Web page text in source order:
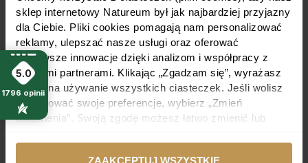
sklep internetowy Natureum był jak najbardziej przyjazny
dla Ciebie. Pliki cookies pomagają nam personalizować
reklamy, ulepszać nasze usługi oraz oferować
najnowsze innowacje dzięki analizom i współpracy z
naszymi partnerami. Klikając „Zgadzam się”, wyrażasz
zgodę na używanie wszystkich ciasteczek. Jeśli wolisz
dostosować swoje preferencje, wybierz „Zmień
ustawienia”. Swoją zgodę możesz łatwo zmienić lub
ciasteczek w swojej przeglądarce.
ZAAKCEPTUJ WSZYSTKIE
Organiczny nawóz z bydlęcych rogów i kopyt,
5.0
1796 opinii